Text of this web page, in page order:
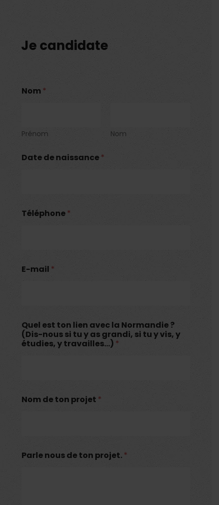
Je candidate
s
t
r
t
c
e
s
Nom *
Prénom Nom
Date de naissance*
Téléphone*
E-mail *
Quel est ton lien avec la Normandie ?
(Dis-nous si tu y as grandi, si tu y vis, y
étudies, y travailles...) *
Nom de ton projet *
Parle nous de ton projet.*